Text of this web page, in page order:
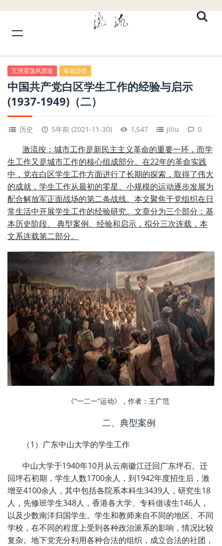
五洲震荡风雷激 革命历史
中国共产党白区学生工作的经验与启示
(1937-1949)（二）
历史 5年前 (2021-11-30) 1,547 jiliu 0
激流按：城市工作是新民主主义革命的重要一环，而学
生工作又是城市工作的核心组成部分。在22年的革命实践
中，党在白区学生工作方面进行了长期的探索，取得了伟大
的成就，学生工作从最初的零星、小规模的运动逐步发展为
配合解放军正面战场的第二条战线。本文聚焦于党组织在日
常生活中开展学生工作的经验研究。文章分为三个部分：基
本历史阶段、 典型案例、经验和启示，拟分三次连载，本
文系连载第二部分。
《“一二一”运动》，作者：王广范
二、典型案例
（1）广东中山大学的学生工作
中山大学于1940年10月从云南徽江迁回广东坪石。迁
回坪石初期，学生人数1700余人，到1942年度招生后，激
增至4100余人，其中包括各院系本科生3439人，研究生18
人，先修班学生348人，香港各大学、专科借读生146人，
以及少数南洋归国学生。学生和教师来自不同的地区、不同
学校，在不同的程度上受到各种政治派系的影响，情况比较
复杂。地下党充分利用各种合法的组织，成立合法的社团，